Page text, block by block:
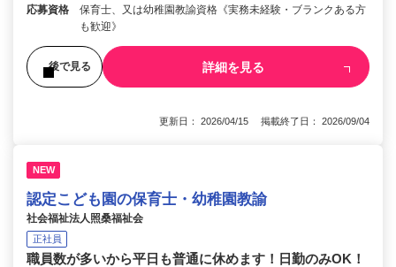
応募資格
保育士、又は幼稚園教諭資格《実務未経験・ブランクある方
も歓迎》
後で見る 詳細を見る
更新日： 2026/04/15 掲載終了日： 2026/09/04
NEW
認定こども園の保育士・幼稚園教諭
社会福祉法人照桑福祉会
正社員
職員数が多いから平日も普通に休めます！日勤のみOK！